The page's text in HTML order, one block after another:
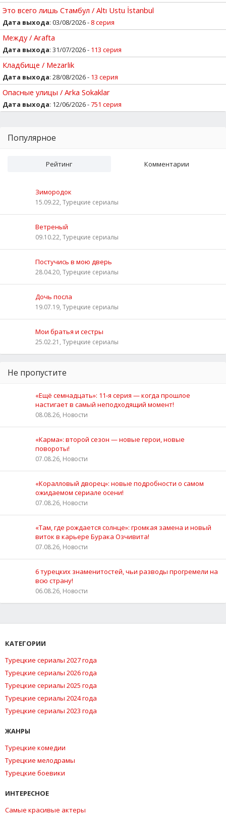
Это всего лишь Стамбул / Altı Ustu İstanbul
Дата выхода: 03/08/2026 - 8 серия
Между / Arafta
Дата выхода: 31/07/2026 - 113 серия
Кладбище / Mezarlik
Дата выхода: 28/08/2026 - 13 серия
Опасные улицы / Arka Sokaklar
Дата выхода: 12/06/2026 -751 серия
Популярное
Рейтинг Комментарии
Зимородок
15.09.22, Турецкие сериалы
Ветреный
09.10.22, Турецкие сериалы
Постучись в мою дверь
28.04.20, Турецкие сериалы
Дочь посла
19.07.19, Турецкие сериалы
Мои братья и сестры
25.02.21, Турецкие сериалы
Не пропустите
«Ещё семнадцать»: 11‑я серия — когда прошлое
настигает в самый неподходящий момент!
08.08.26, Новости
«Карма»: второй сезон — новые герои, новые
повороты!
07.08.26, Новости
«Коралловый дворец»: новые подробности о самом
ожидаемом сериале осени!
07.08.26, Новости
«Там, где рождается солнце»: громкая замена и новый
виток в карьере Бурака Озчивита!
07.08.26, Новости
6 турецких знаменитостей, чьи разводы прогремели на
всю страну!
06.08.26, Новости
КАТЕГОРИИ
Турецкие сериалы 2027 года
Турецкие сериалы 2026 года
Турецкие сериалы 2025 года
Турецкие сериалы 2024 года
Турецкие сериалы 2023 года
ЖАНРЫ
Турецкие комедии
Турецкие мелодрамы
Турецкие боевики
ИНТЕРЕСНОЕ
Самые красивые актеры